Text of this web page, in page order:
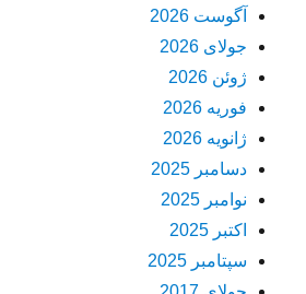
آگوست 2026
جولای 2026
ژوئن 2026
فوریه 2026
ژانویه 2026
دسامبر 2025
نوامبر 2025
اکتبر 2025
سپتامبر 2025